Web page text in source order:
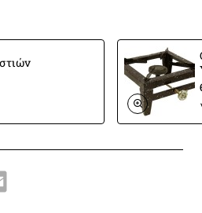
του απαιτούνται
και λάστιχο
30 x 28 x 15 cm
Email